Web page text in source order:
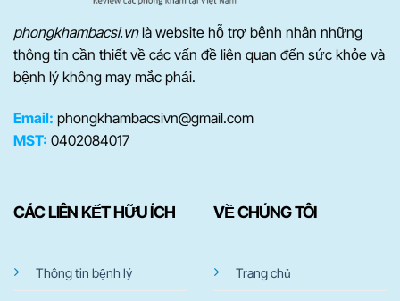
phongkhambacsi.vnlà website hỗ trợ bệnh nhân những
thông tin cần thiết về các vấn đề liên quan đến sức khỏe và
bệnh lý không may mắc phải.
Email: phongkhambacsivn@gmail.com
MST: 0402084017
CÁC LIÊN KẾT HỮU ÍCH
Thông tin bệnh lý
VỀ CHÚNG TÔI
Trang chủ